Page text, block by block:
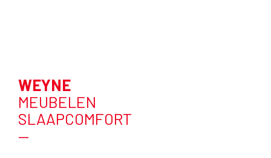
WEYNE
MEUBELEN
SLAAPCOMFORT
—